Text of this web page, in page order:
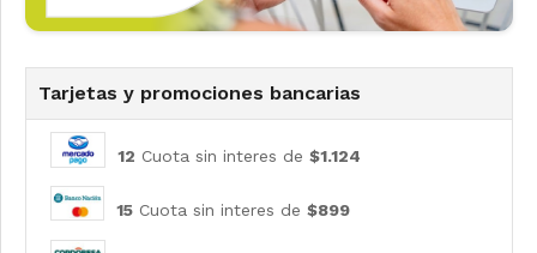
Tarjetas y promociones bancarias
12 Cuota sin interes de $1.124
15Cuota sin interes de $899